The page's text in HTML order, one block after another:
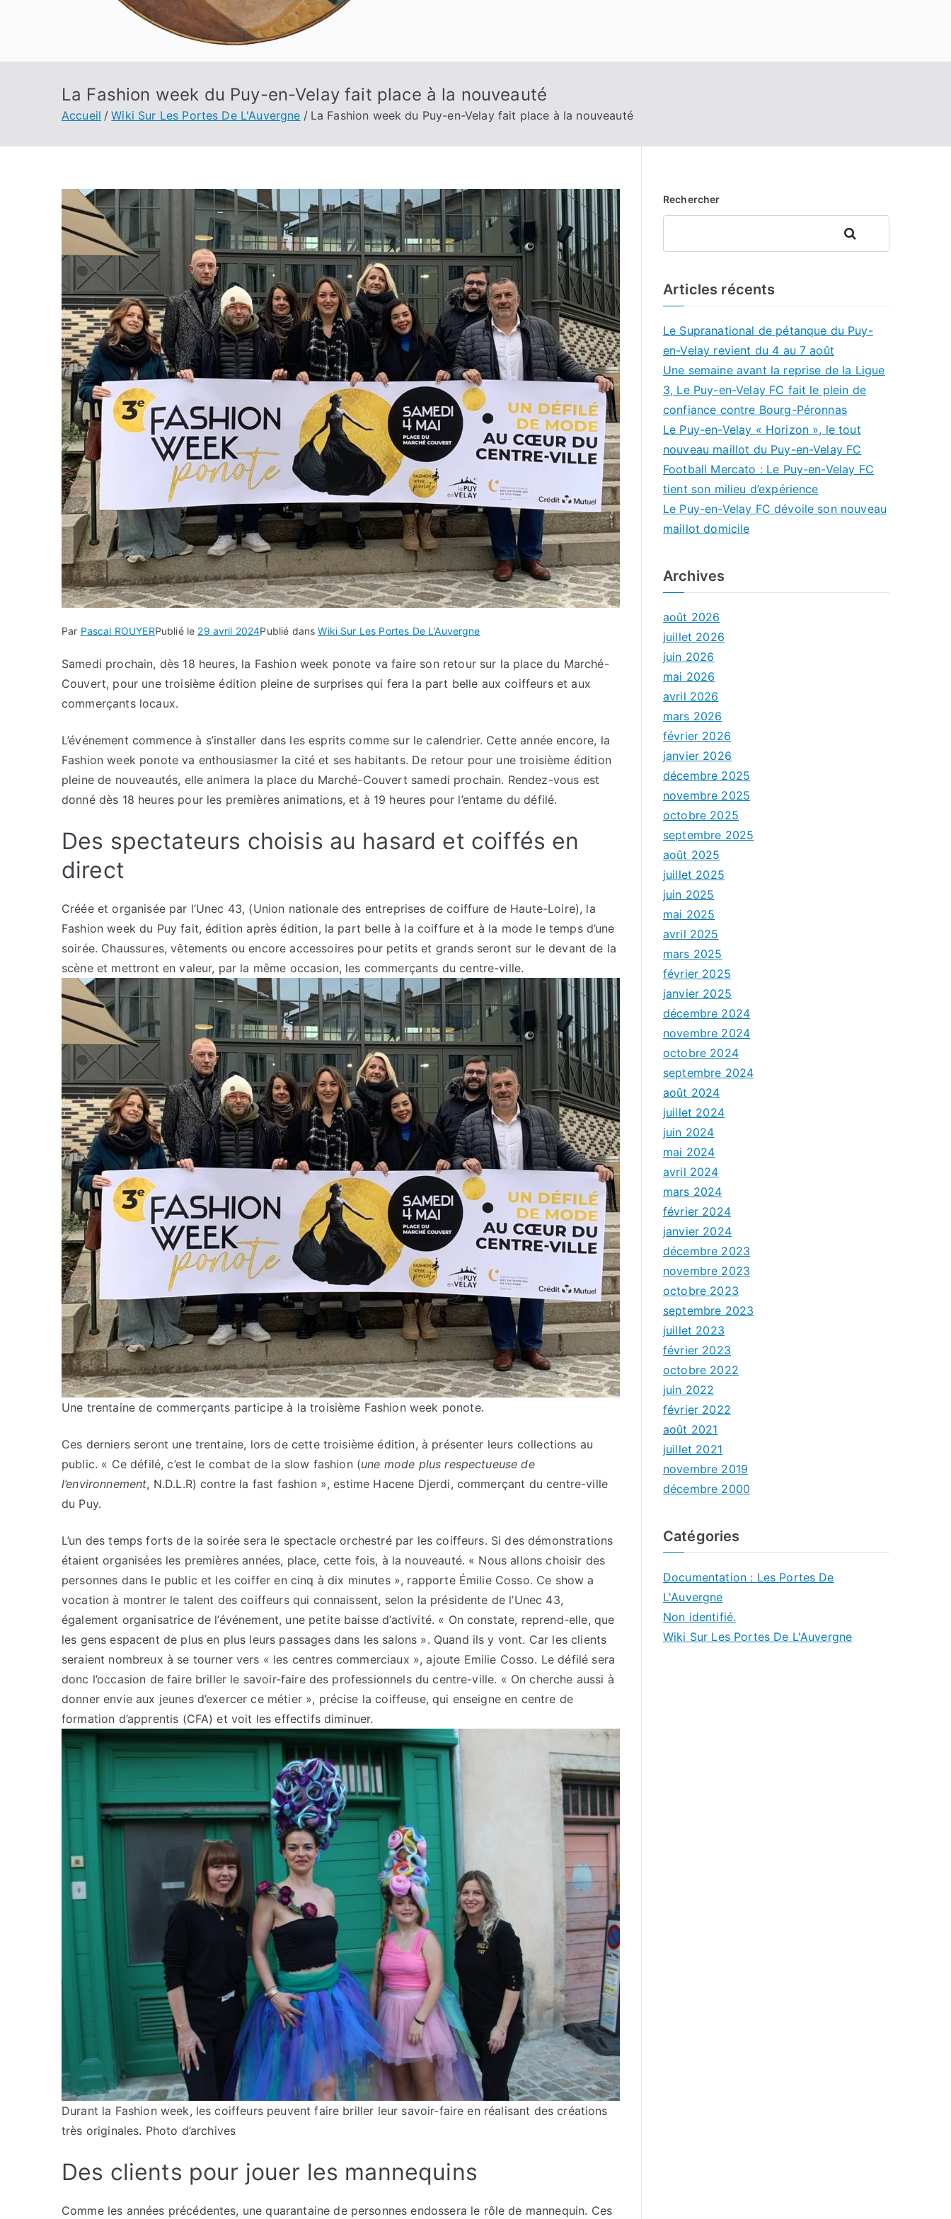
La Fashion week du Puy-en-Velay fait place à la nouveauté
Accueil Wiki Sur Les Portes De L'Auvergne La Fashion week du Puy-en-Velay fait place à la nouveauté
Par Pascal ROUYERPublié le 29 avril 2024Publié dansWiki Sur Les Portes De L'Auvergne
Samedi prochain, dès 18 heures, la Fashion week ponote va faire son retour sur la place du Marché-
Couvert, pour une troisième édition pleine de surprises qui fera la part belle aux coiffeurs et aux
commerçants locaux.
L’événement commence à s’installer dans les esprits comme sur le calendrier. Cette année encore, la
Fashion week ponote va enthousiasmer la cité et ses habitants. De retour pour une troisième édition
pleine de nouveautés, elle animera la place du Marché-Couvert samedi prochain. Rendez-vous est
donné dès 18 heures pour les premières animations, et à 19 heures pour l’entame du défilé.
Des spectateurs choisis au hasard et coiffés en
direct
Créée et organisée par l’Unec 43, (Union nationale des entreprises de coiffure de Haute-Loire), la
Fashion week du Puy fait, édition après édition, la part belle à la coiffure et à la mode le temps d’une
soirée. Chaussures, vêtements ou encore accessoires pour petits et grands seront sur le devant de la
scène et mettront en valeur, par la même occasion, les commerçants du centre-ville.
Une trentaine de commerçants participe à la troisième Fashion week ponote.
Ces derniers seront une trentaine, lors de cette troisième édition, à présenter leurs collections au
public. « Ce défilé, c’est le combat de la slow fashion (une mode plus respectueuse de
l’environnement, N.D.L.R) contre la fast fashion », estime Hacene Djerdi, commerçant du centre-ville
du Puy.
L’un des temps forts de la soirée sera le spectacle orchestré par les coiffeurs. Si des démonstrations
étaient organisées les premières années, place, cette fois, à la nouveauté. « Nous allons choisir des
personnes dans le public et les coiffer en cinq à dix minutes », rapporte Émilie Cosso. Ce show a
vocation à montrer le talent des coiffeurs qui connaissent, selon la présidente de l’Unec 43,
également organisatrice de l’événement, une petite baisse d’activité. « On constate, reprend-elle, que
les gens espacent de plus en plus leurs passages dans les salons ». Quand ils y vont. Car les clients
seraient nombreux à se tourner vers « les centres commerciaux », ajoute Emilie Cosso. Le défilé sera
donc l’occasion de faire briller le savoir-faire des professionnels du centre-ville. « On cherche aussi à
donner envie aux jeunes d’exercer ce métier », précise la coiffeuse, qui enseigne en centre de
formation d’apprentis (CFA) et voit les effectifs diminuer.
Durant la Fashion week, les coiffeurs peuvent faire briller leur savoir-faire en réalisant des créations
très originales. Photo d’archives
Des clients pour jouer les mannequins
Comme les années précédentes, une quarantaine de personnes endossera le rôle de mannequin. Ces
Rechercher
Rechercher
Articles récents
Le Supranational de pétanque du Puy-
en-Velay revient du 4 au 7 août
Une semaine avant la reprise de la Ligue
3, Le Puy-en-Velay FC fait le plein de
confiance contre Bourg-Péronnas
Le Puy-en-Velay « Horizon », le tout
nouveau maillot du Puy-en-Velay FC
Football Mercato : Le Puy-en-Velay FC
tient son milieu d’expérience
Le Puy-en-Velay FC dévoile son nouveau
maillot domicile
Archives
août 2026
juillet 2026
juin 2026
mai 2026
avril 2026
mars 2026
février 2026
janvier 2026
décembre 2025
novembre 2025
octobre 2025
septembre 2025
août 2025
juillet 2025
juin 2025
mai 2025
avril 2025
mars 2025
février 2025
janvier 2025
décembre 2024
novembre 2024
octobre 2024
septembre 2024
août 2024
juillet 2024
juin 2024
mai 2024
avril 2024
mars 2024
février 2024
janvier 2024
décembre 2023
novembre 2023
octobre 2023
septembre 2023
juillet 2023
février 2023
octobre 2022
juin 2022
février 2022
août 2021
juillet 2021
novembre 2019
décembre 2000
Catégories
Documentation : Les Portes De
L'Auvergne
Non identifié.
Wiki Sur Les Portes De L'Auvergne